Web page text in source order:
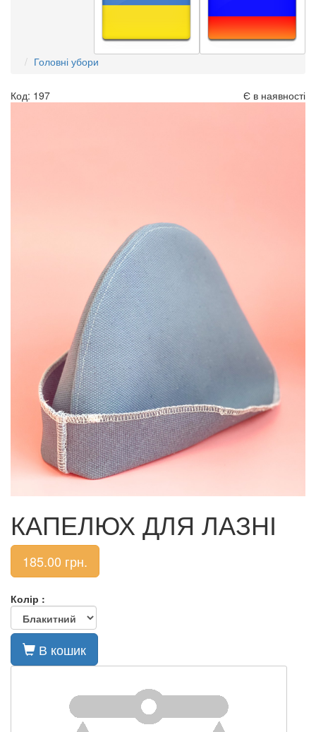
Головні убори
Код: 197 Є в наявності
КАПЕЛЮХ ДЛЯ ЛАЗНІ
185.00 грн.
Колір :
В кошик